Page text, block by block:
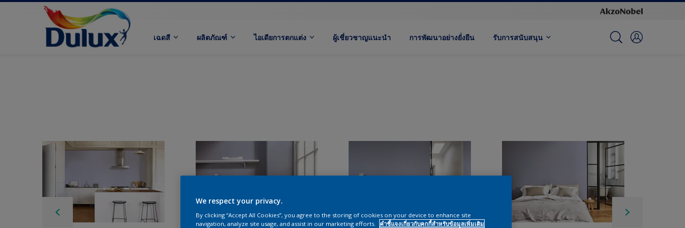
เฉดสี ผลิตภัณฑ์ ไอเดียการตกแต่ง ผู้เชี่ยวชาญแนะนำ การพัฒนาอย่างยั่งยืน รับการสนับสนุน
We respect your privacy.
By clicking “Accept All Cookies”, you agree to the storing of cookies on your device to enhance site
navigation, analyze site usage, and assist in our marketing efforts.
คำชี้แจงเกี่ยวกับคุกกี้สำหรับข้อมูลเพิ่มเติม